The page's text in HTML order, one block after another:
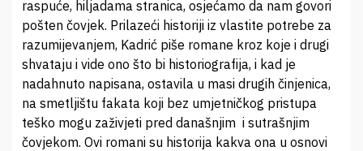
raspuće, hiljadama stranica, osjećamo da nam govori
pošten čovjek. Prilazeći historiji iz vlastite potrebe za
razumijevanjem, Kadrić piše romane kroz koje i drugi
shvataju i vide ono što bi historiografija, i kad je
nadahnuto napisana, ostavila u masi drugih činjenica,
na smetljištu fakata koji bez umjetničkog pristupa
teško mogu zaživjeti pred današnjim i sutrašnjim
čovjekom. Ovi romani su historija kakva ona u osnovi